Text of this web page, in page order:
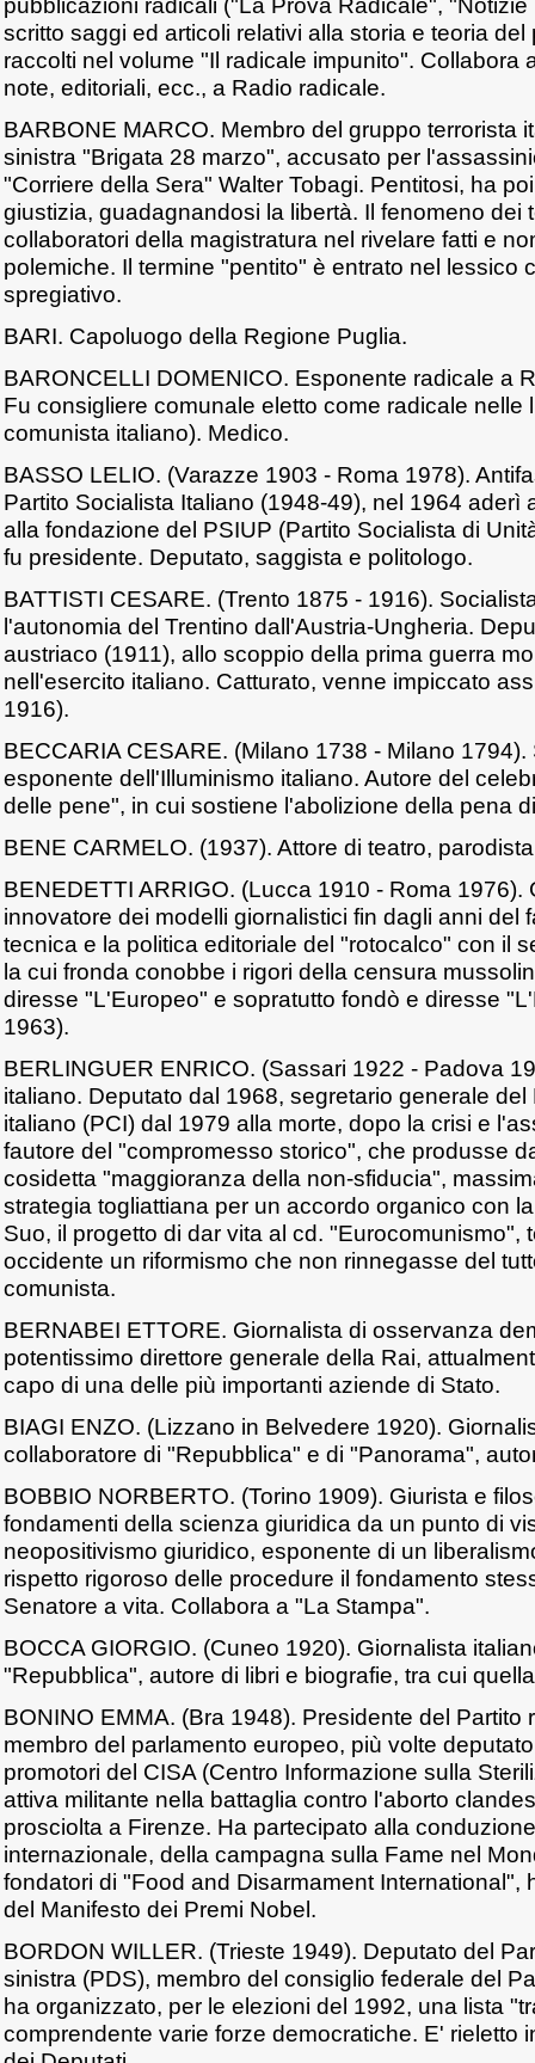
scritto saggi ed articoli relativi alla storia e teoria del
raccolti nel volume "Il radicale impunito". Collabora
note, editoriali, ecc., a Radio radicale.
BARBONE MARCO. Membro del gruppo terrorista
sinistra "Brigata 28 marzo", accusato per
"Corriere della Sera" Walter Tobagi. Pentitosi, ha
giustizia, guadagnandosi la libertà. Il fenomeno dei
collaboratori della magistratura nel rivelare fatti e
polemiche. Il termine "pentito" è entrato nel lessico
spregiativo.
BARI. Capoluogo della Regione Puglia.
BARONCELLI DOMENICO. Esponente radicale a
Fu consigliere comunale eletto come radicale nelle
comunista italiano). Medico.
BASSO LELIO. (Varazze 1903 - Roma 1978).
Partito Socialista Italiano (1948-49), nel 1964 aderì
alla fondazione del PSIUP (Partito Socialista di
fu presidente. Deputato, saggista e politologo.
BATTISTI CESARE. (Trento 1875 - 1916).
l'autonomia del Trentino dall'Austria-Ungheria.
austriaco (1911), allo scoppio della prima guerra
nell'esercito italiano. Catturato, venne impiccato
1916).
BECCARIA CESARE. (Milano 1738 - Milano
esponente dell'Illuminismo italiano. Autore del
delle pene", in cui sostiene l'abolizione della pena
BENE CARMELO. (1937). Attore di teatro,
BENEDETTI ARRIGO. (Lucca 1910 - Roma 1976).
innovatore dei modelli giornalistici fin dagli anni del
tecnica e la politica editoriale del "rotocalco" con il
la cui fronda conobbe i rigori della censura
diresse "L'Europeo" e sopratutto fondò e diresse
1963).
BERLINGUER ENRICO. (Sassari 1922 - Padova
italiano. Deputato dal 1968, segretario generale
italiano (PCI) dal 1979 alla morte, dopo la crisi e
fautore del "compromesso storico", che produsse
cosidetta "maggioranza della non-sfiducia",
strategia togliattiana per un accordo organico con
Suo, il progetto di dar vita al cd. "Eurocomunismo",
occidente un riformismo che non rinnegasse del
comunista.
BERNABEI ETTORE. Giornalista di osservanza
potentissimo direttore generale della Rai,
capo di una delle più importanti aziende di Stato.
BIAGI ENZO. (Lizzano in Belvedere 1920).
collaboratore di "Repubblica" e di "Panorama",
BOBBIO NORBERTO. (Torino 1909). Giurista e
fondamenti della scienza giuridica da un punto di
neopositivismo giuridico, esponente di un
rispetto rigoroso delle procedure il fondamento
Senatore a vita. Collabora a "La Stampa".
BOCCA GIORGIO. (Cuneo 1920). Giornalista
"Repubblica", autore di libri e biografie, tra cui
BONINO EMMA. (Bra 1948). Presidente del Partito
membro del parlamento europeo, più volte
promotori del CISA (Centro Informazione sulla
attiva militante nella battaglia contro l'aborto
prosciolta a Firenze. Ha partecipato alla
internazionale, della campagna sulla Fame nel
fondatori di "Food and Disarmament International",
del Manifesto dei Premi Nobel.
BORDON WILLER. (Trieste 1949). Deputato del
sinistra (PDS), membro del consiglio federale del
ha organizzato, per le elezioni del 1992, una lista
comprendente varie forze democratiche. E' rieletto